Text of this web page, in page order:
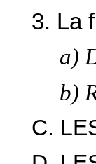
3. La
a)
b)
C.